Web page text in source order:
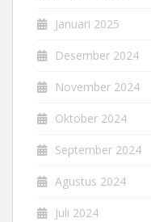
Januari 2025
Desember 2024
November 2024
Oktober 2024
September 2024
Agustus 2024
Juli 2024